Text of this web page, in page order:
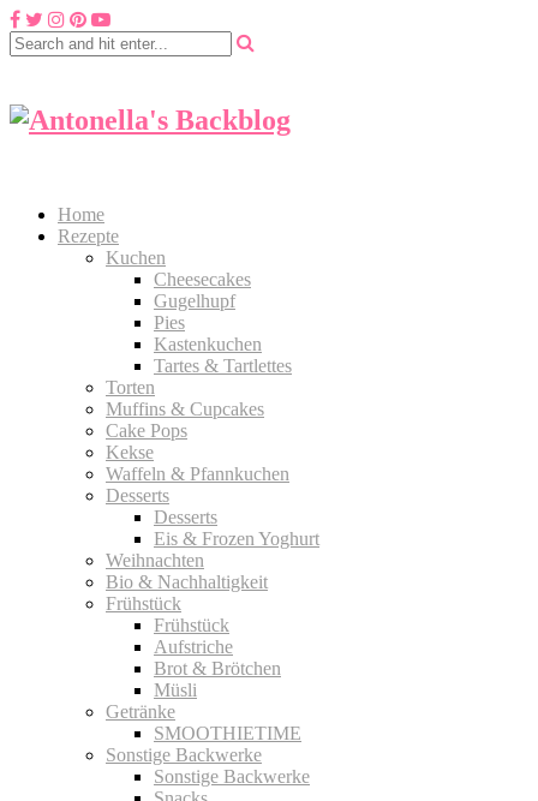
Home
Rezepte
Kuchen
Cheesecakes
Gugelhupf
Pies
Kastenkuchen
Tartes & Tartlettes
Torten
Muffins & Cupcakes
Cake Pops
Kekse
Waffeln & Pfannkuchen
Desserts
Desserts
Eis & Frozen Yoghurt
Weihnachten
Bio & Nachhaltigkeit
Frühstück
Frühstück
Aufstriche
Brot & Brötchen
Müsli
Getränke
SMOOTHIETIME
Sonstige Backwerke
Sonstige Backwerke